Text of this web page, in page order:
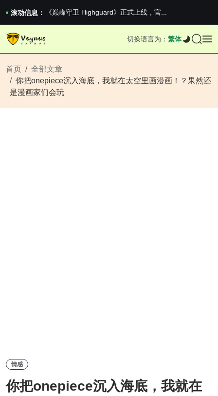
滚动信息：
男生找对象最重要的是什么？太真实了
2026澳网男单收官：全满贯对上全满亚，德约...
《巅峰守卫 Highguard》正式上线，官...
《巅峰守卫 Highguard》正式上线，官...
切换语言为： 繁体
首页
全部文章
你把onepiece沉入海底，我就在太空里画漫画！？果然还
是漫画家们会玩
情感
你把onepiece沉入海底，我就在